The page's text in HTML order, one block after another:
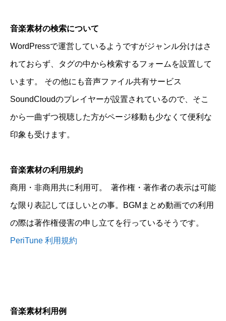
音楽素材の検索について
WordPressで運営しているようですがジャンル分けはさ
れておらず、タグの中から検索するフォームを設置して
います。 その他にも音声ファイル共有サービス
SoundCloudのプレイヤーが設置されているので、そこ
から一曲ずつ視聴した方がページ移動も少なくて便利な
印象も受けます。
音楽素材の利用規約
商用・非商用共に利用可。 著作権・著作者の表示は可能
な限り表記してほしいとの事。BGMまとめ動画での利用
の際は著作権侵害の申し立てを行っているそうです。
PeriTune 利用規約
音楽素材利用例